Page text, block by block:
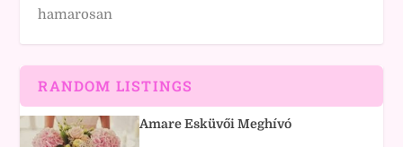
hamarosan
RANDOM LISTINGS
Amare Esküvői Meghívó